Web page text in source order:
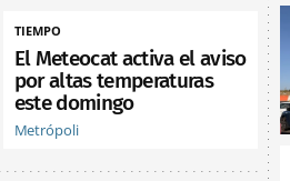
TIEMPO
El Meteocat activa el aviso
por altas temperaturas
este domingo
Metrópoli